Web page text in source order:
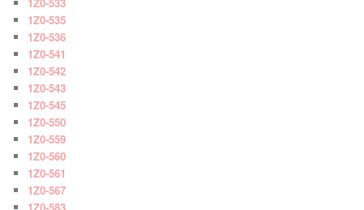
1Z0-535
1Z0-536
1Z0-541
1Z0-542
1Z0-543
1Z0-545
1Z0-550
1Z0-559
1Z0-560
1Z0-561
1Z0-567
1Z0-583